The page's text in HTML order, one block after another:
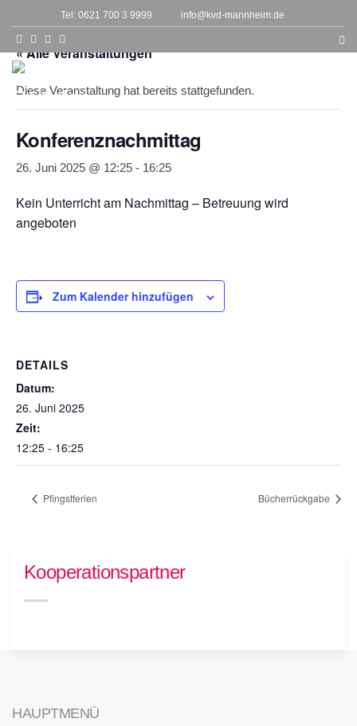
Tel: 0621 700 3 9999 info@kvd-mannheim.de
o
r
:« Alle Veranstaltungen
Diese Veranstaltung hat bereits stattgefunden.
Konferenznachmittag
26. Juni 2025 @ 12:25 - 16:25
Kein Unterricht am Nachmittag – Betreuung wird
angeboten
Zum Kalender hinzufügen
DETAILS
Datum:
26. Juni 2025
Zeit:
12:25 - 16:25
Pfingstferien Bücherrückgabe
Kooperationspartner
HAUPTMENÜ